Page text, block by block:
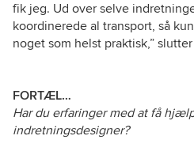
fik jeg. Ud over selve
koordinerede al transport, så
noget som helst praktisk,”
FORTÆL…
Har du erfaringer med at få
indretningsdesigner?